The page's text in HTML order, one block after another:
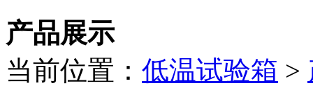
产品展示
当前位置： 低温试验箱 >